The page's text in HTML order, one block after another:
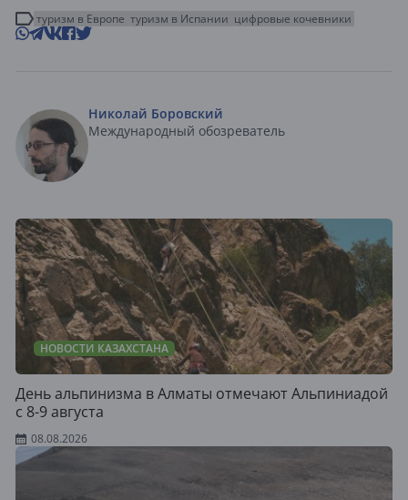
туризм в Европе туризм в Испании цифровые кочевники
Николай Боровский
Международный обозреватель
НОВОСТИ КАЗАХСТАНА
День альпинизма в Алматы отмечают Альпиниадой
с 8-9 августа
08.08.2026